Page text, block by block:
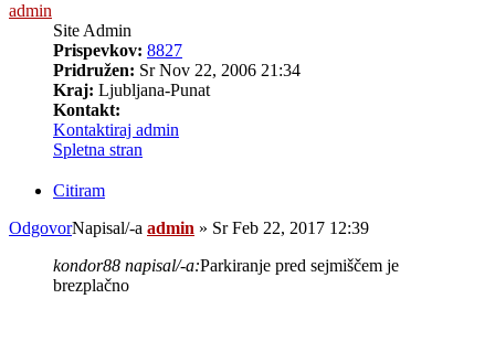
admin
Site Admin
Prispevkov: 8827
Pridružen: Sr Nov 22, 2006 21:34
Kraj: Ljubljana-Punat
Kontakt:
Kontaktiraj admin
Spletna stran
Citiram
OdgovorNapisal/-a admin » Sr Feb 22, 2017 12:39
kondor88 napisal/-a:Parkiranje pred sejmiščem je
brezplačno